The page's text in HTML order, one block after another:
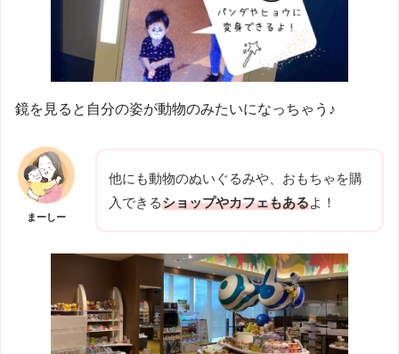
鏡を見ると自分の姿が動物のみたいになっちゃう♪
まーしー
他にも動物のぬいぐるみや、おもちゃを購
入できるショップやカフェもあるよ！